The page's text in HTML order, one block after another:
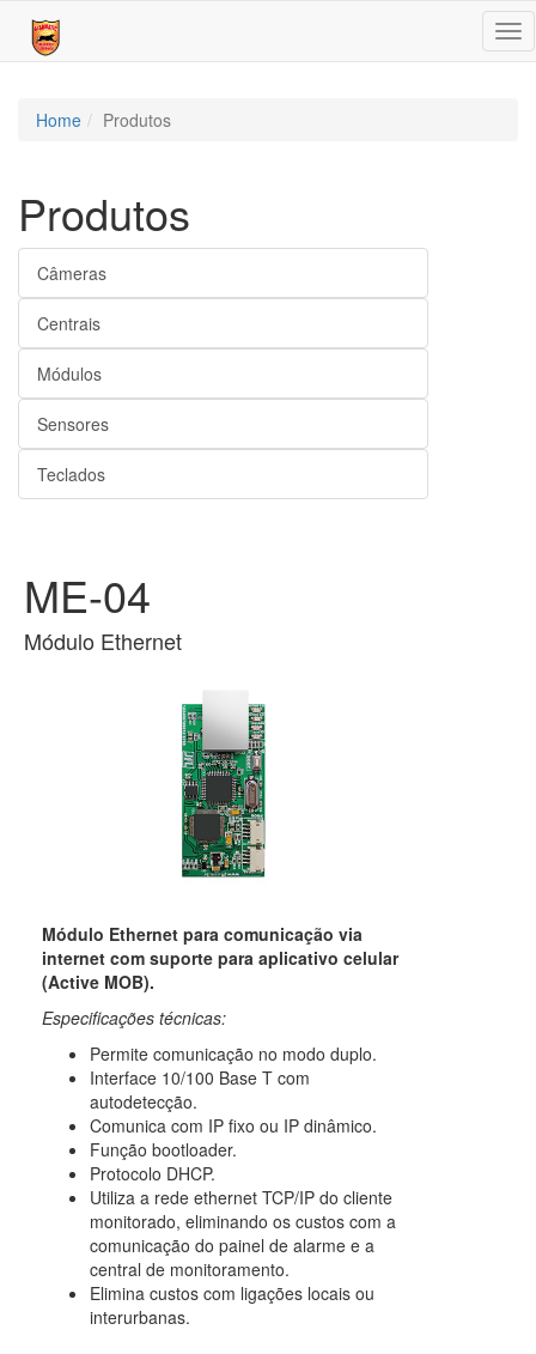
Home Produtos
Produtos
Câmeras
Centrais
Módulos
Sensores
Teclados
ME-04
Módulo Ethernet
Módulo Ethernet para comunicação via
internet com suporte para aplicativo celular
(Active MOB).
Especificações técnicas:
Permite comunicação no modo duplo.
Interface 10/100 Base T com
autodetecção.
Comunica com IP fixo ou IP dinâmico.
Função bootloader.
Protocolo DHCP.
Utiliza a rede ethernet TCP/IP do cliente
monitorado, eliminando os custos com a
comunicação do painel de alarme e a
central de monitoramento.
Elimina custos com ligações locais ou
interurbanas.